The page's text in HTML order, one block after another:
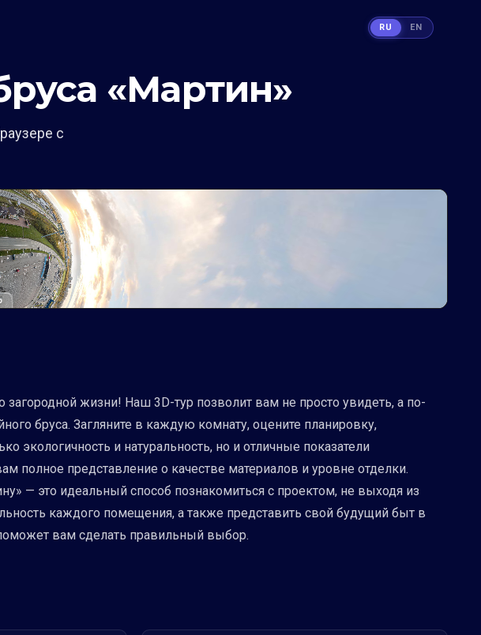
«Мартин»
с
жизни! Наш 3D-тур позволит вам не просто увидеть, а по-
бруса. Загляните в каждую комнату, оцените планировку,
экологичность и натуральность, но и отличные показатели
полное представление о качестве материалов и уровне отделки.
— это идеальный способ познакомиться с проектом, не выходя из
каждого помещения, а также представить свой будущий быт в
вам сделать правильный выбор.
RU EN